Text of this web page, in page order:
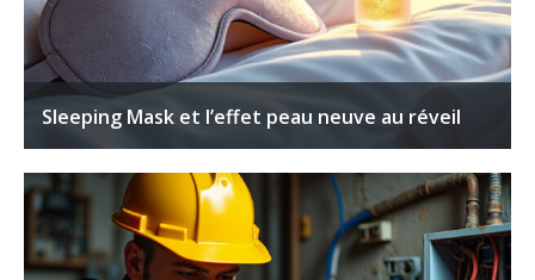
Sleeping Mask et l’effet peau neuve au réveil